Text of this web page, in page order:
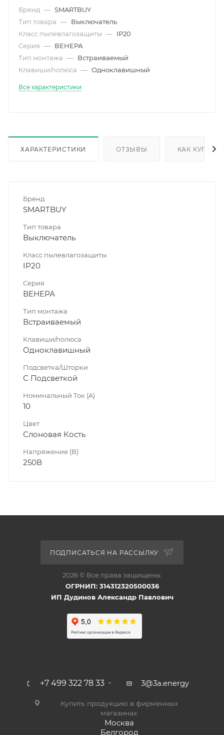
Бренд — SMARTBUY
Тип товара — Выключатель
Класс пылевлагозащиты — IP20
Серия — ВЕНЕРА
Тип монтажа — Встраиваемый
Клавиши/полюса — Одноклавишный
Все характеристики
ХАРАКТЕРИСТИКИ ОТЗЫВЫ КАК КУПИТЬ
Бренд
SMARTBUY
Тип товара
Выключатель
Класс пылевлагозащиты
IP20
Серия
ВЕНЕРА
Тип монтажа
Встраиваемый
Клавиши/полюса
Одноклавишный
Подсветка/Шторки
С Подсветкой
Номинальный Ток (A)
10
Цвет
Слоновая Кость
Напряжение (В)
250В
ПОДПИСАТЬСЯ НА РАССЫЛКУ
2026 © Все права защищены.
ОГРНИП: 314312320500036
ИП Дудинов Александр Павлович
+7 499 322 78 33 3@3a.energy
Купить продукцию в фирменных
магазинах:
Москва
Белгород